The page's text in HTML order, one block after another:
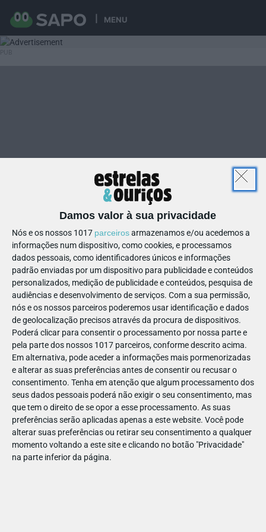
MENU
Damos valor à sua privacidade
Nós e os nossos 1017 parceirosarmazenamos e/ou acedemos a
informações num dispositivo, como cookies, e processamos
dados pessoais, como identificadores únicos e informações
padrão enviadas por um dispositivo para publicidade e conteúdos
personalizados, medição de publicidade e conteúdos, pesquisa de
audiências e desenvolvimento de serviços. Com a sua permissão,
nós e os nossos parceiros poderemos usar identificação e dados
de geolocalização precisos através da procura de dispositivos.
Poderá clicar para consentir o processamento por nossa parte e
pela parte dos nossos 1017 parceiros, conforme descrito acima.
Em alternativa, pode aceder a informações mais pormenorizadas
e alterar as suas preferências antes de consentir ou recusar o
consentimento. Tenha em atenção que algum processamento dos
seus dados pessoais poderá não exigir o seu consentimento, mas
que tem o direito de se opor a esse processamento. As suas
preferências serão aplicadas apenas a este website. Você pode
alterar suas preferências ou retirar seu consentimento a qualquer
momento voltando a este site e clicando no botão "Privacidade"
na parte inferior da página.
17
459041188626563